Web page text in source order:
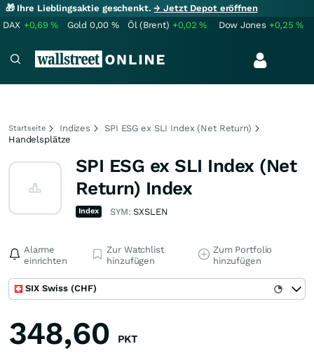
🎁 Ihre Lieblingsaktie geschenkt.→ Jetzt Depot eröffnen
DAX +0,69% Gold 0,00 % Öl (Brent) +0,02% Dow Jones +0,25%
Startseite Indizes
SPI ESG ex SLI Index (Net Return)
Handelsplätze
SPI ESG ex SLI Index (Net
Return) Index
Index SYM:SXSLEN
Alarme
einrichten
Zur Watchlist
hinzufügen
Zum Portfolio
hinzufügen
SIX Swiss (CHF)
348,60 PKT